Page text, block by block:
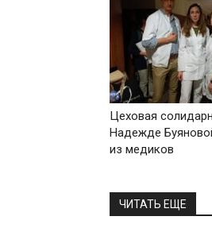
Цеховая
Надежде
из медиков
ЧИТАТЬ ЕЩЕ